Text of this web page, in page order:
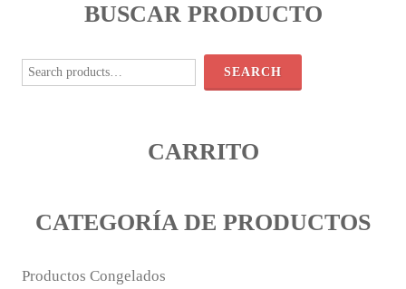
BUSCAR PRODUCTO
Search
for:
SEARCH
CARRITO
CATEGORÍA DE PRODUCTOS
Productos Congelados